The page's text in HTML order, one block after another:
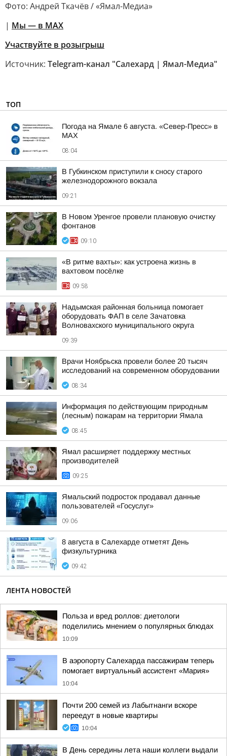
Фото: Андрей Ткачёв / «Ямал-Медиа»
| Мы — в МАХ
Участвуйте в розыгрыш
Источник: Telegram-канал "Салехард | Ямал-Медиа"
ТОП
Погода на Ямале 6 августа. «Север-Пресс» в
MAX
08:04
В Губкинском приступили к сносу старого
железнодорожного вокзала
09:21
В Новом Уренгое провели плановую очистку
фонтанов
09:10
«В ритме вахты»: как устроена жизнь в
вахтовом посёлке
09:58
Надымская районная больница помогает
оборудовать ФАП в селе Зачатовка
Волновахского муниципального округа
09:39
Врачи Ноябрьска провели более 20 тысяч
исследований на современном оборудовании
08:34
Информация по действующим природным
(лесным) пожарам на территории Ямала
08:45
Ямал расширяет поддержку местных
производителей
09:25
Ямальский подросток продавал данные
пользователей «Госуслуг»
09:06
8 августа в Салехарде отметят День
физкультурника
09:42
ЛЕНТА НОВОСТЕЙ
Польза и вред роллов: диетологи
поделились мнением о популярных блюдах
10:09
В аэропорту Салехарда пассажирам теперь
помогает виртуальный ассистент «Мария»
10:04
Почти 200 семей из Лабытнанги вскоре
переедут в новые квартиры
10:04
В День середины лета наши коллеги выдали